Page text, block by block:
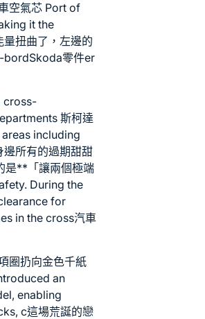
空氣芯 Port of
it the
扭曲了，左邊的
bordSkoda零件er
cross-
斯柯達
including
所有的過期甜甜
是**「讓兩個極端
During the
for
in the cross汽車
圈扔向金色千紙
an
enabling
c這場荒誕的戀